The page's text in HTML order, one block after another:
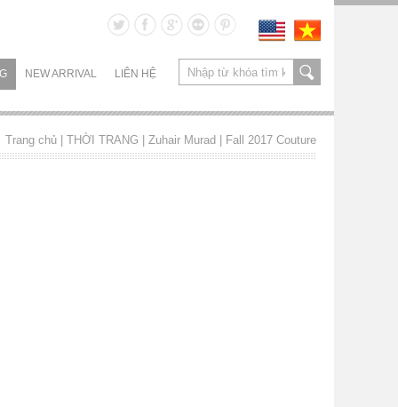
NEW ARRIVAL LIÊN HỆ
Trang chủ | THỜI TRANG | Zuhair Murad Fall 2017 Couture